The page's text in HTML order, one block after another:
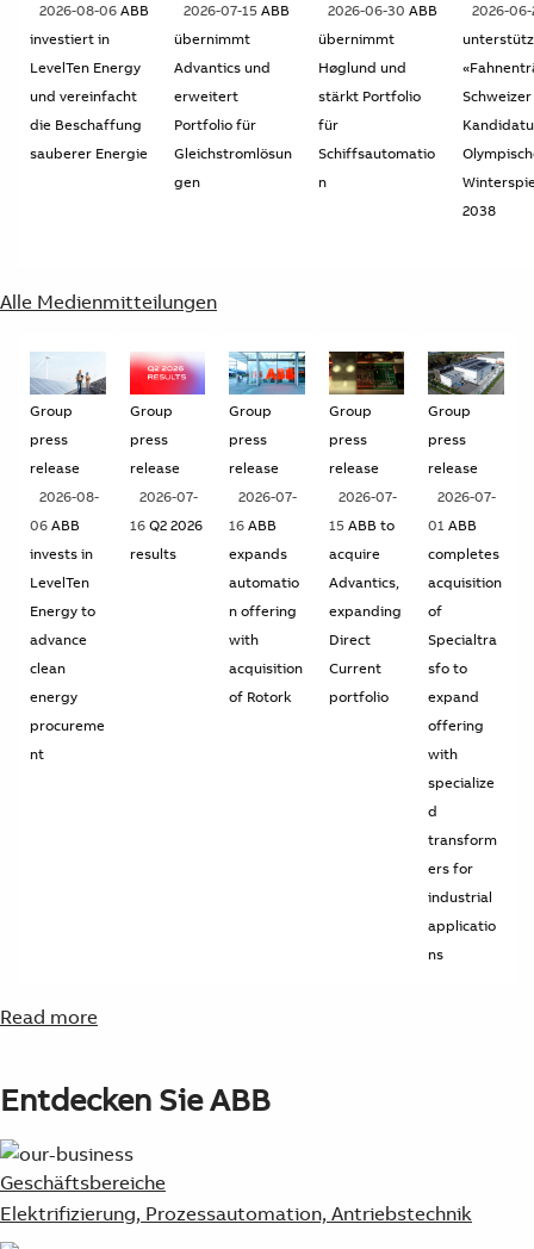
2026-08-06 ABB
investiert in
LevelTen Energy
und vereinfacht
die Beschaffung
sauberer Energie
2026-07-15 ABB
übernimmt
Advantics und
erweitert
Portfolio für
Gleichstromlösun
gen
2026-06-30 ABB
übernimmt
Høglund und
stärkt Portfolio
für
Schiffsautomatio
n
2026-
Schweizer
2038
Alle Medienmitteilungen
Group
press
release
2026-08-
06 ABB
invests in
LevelTen
Energy to
advance
clean
energy
procureme
nt
Group
press
release
2026-07-
16 Q2 2026
results
Group
press
release
2026-07-
16ABB
expands
automatio
n offering
with
acquisition
of Rotork
Group
press
release
2026-07-
15 ABB to
acquire
Advantics,
expanding
Direct
Current
portfolio
Group
press
release
2026-07-
01ABB
completes
acquisition
of
Specialtra
sfo to
expand
offering
with
specialize
d
transform
ers for
industrial
applicatio
ns
Read more
Entdecken Sie ABB
Geschäftsbereiche
Elektrifizierung, Prozessautomation, Antriebstechnik